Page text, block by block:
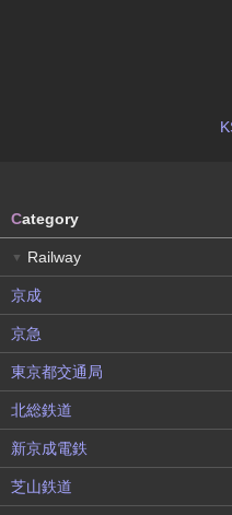
Category
▼ Railway
京成
京急
東京都交通局
北総鉄道
新京成電鉄
芝山鉄道